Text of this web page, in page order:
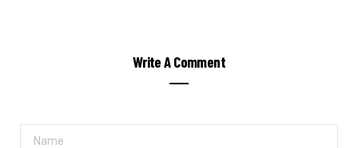
Write A Comment